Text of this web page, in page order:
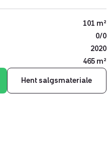
101 m²
0/0
2020
465 m²
Hent salgsmateriale